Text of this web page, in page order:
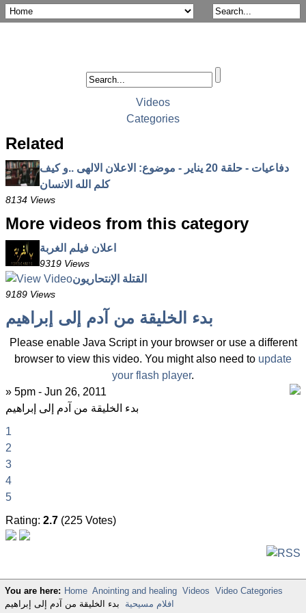
Videos
Categories
Related
دفاعيات - حلقة 20 يناير - موضوع: الاعلان الالهى ..و كيف
كلم الله الانسان
8134 Views
More videos from this category
اعلان فيلم الغربة
9319 Views
القتلة الإنتحاريون
9189 Views
بدء الخليقة من آدم إلى إبراهيم
Please enable Java Script in your browser or use a different
browser to view this video. You might also need to update
your flash player.
» 5pm - Jun 26, 2011
بدء الخليقة من آدم إلى إبراهيم
1
2
3
4
5
Rating: 2.7 (225 Votes)
You are here: Home Anointing and healing Videos Video Categories
افلام مسيحية
بدء الخليقة من آدم إلى إبراهيم